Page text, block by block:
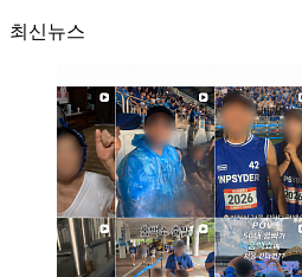
최신뉴스